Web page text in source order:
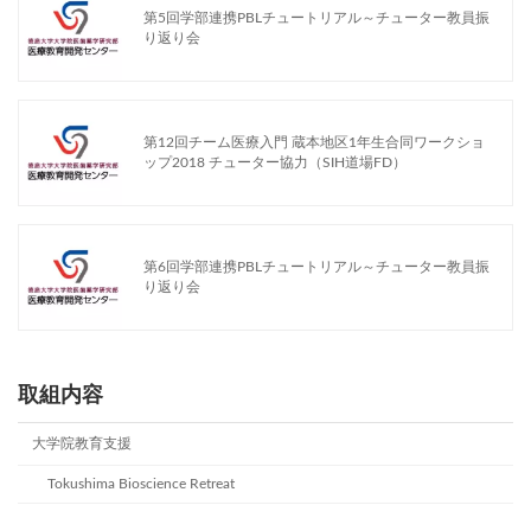
第5回学部連携PBLチュートリアル～チューター教員振
り返り会
第12回チーム医療入門 蔵本地区1年生合同ワークショ
ップ2018 チューター協力（SIH道場FD）
第6回学部連携PBLチュートリアル～チューター教員振
り返り会
取組内容
大学院教育支援
Tokushima Bioscience Retreat